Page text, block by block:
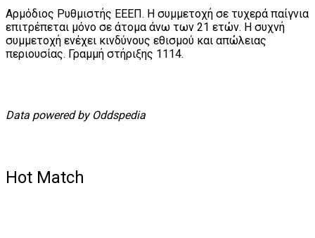
Αρμόδιος Ρυθμιστής ΕΕΕΠ. Η συμμετοχή σε τυχερά παίγνια
επιτρέπεται μόνο σε άτομα άνω των 21 ετών. Η συχνή
συμμετοχή ενέχει κινδύνους εθισμού και απώλειας
περιουσίας. Γραμμή στήριξης 1114.
Data powered by Oddspedia
Hot Match